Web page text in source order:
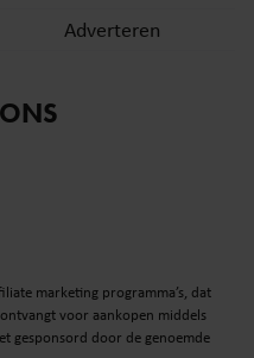
als u onze website blijft
Adverteren
marketing programma’s, dat
voor aankopen middels
gesponsord door de genoemde